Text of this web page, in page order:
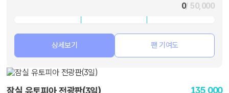
0/ 50,000
상세보기 팬 기여도
135,000